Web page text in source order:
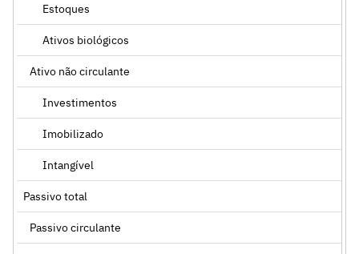
Estoques
Ativos biológicos
Ativo não circulante
Investimentos
Imobilizado
Intangível
Passivo total
Passivo circulante